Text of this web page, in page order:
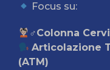
Focus su:
‍♂Colonna
Articolazione
(ATM)